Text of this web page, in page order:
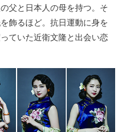
父と日本人の母を持つ。そ
飾るほど。抗日運動に身を
ていた近衛文隆と出会い恋